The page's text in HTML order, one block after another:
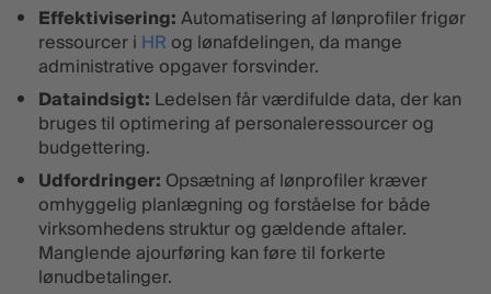
Effektivisering:Automatisering af lønprofiler frigør
ressourcer i HR og lønafdelingen, da mange
administrative opgaver forsvinder.
Dataindsigt: Ledelsen får værdifulde data, der kan
bruges til optimering af personaleressourcer og
budgettering.
Udfordringer: Opsætning af lønprofiler kræver
omhyggelig planlægning og forståelse for både
virksomhedens struktur og gældende aftaler.
Manglende ajourføring kan føre til forkerte
lønudbetalinger.